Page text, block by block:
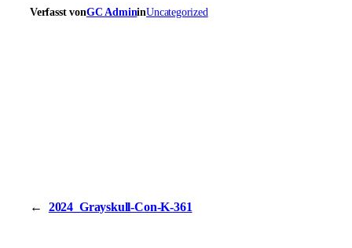
Verfasst vonGC AdmininUncategorized
← 2024_Grayskull-Con-K-361